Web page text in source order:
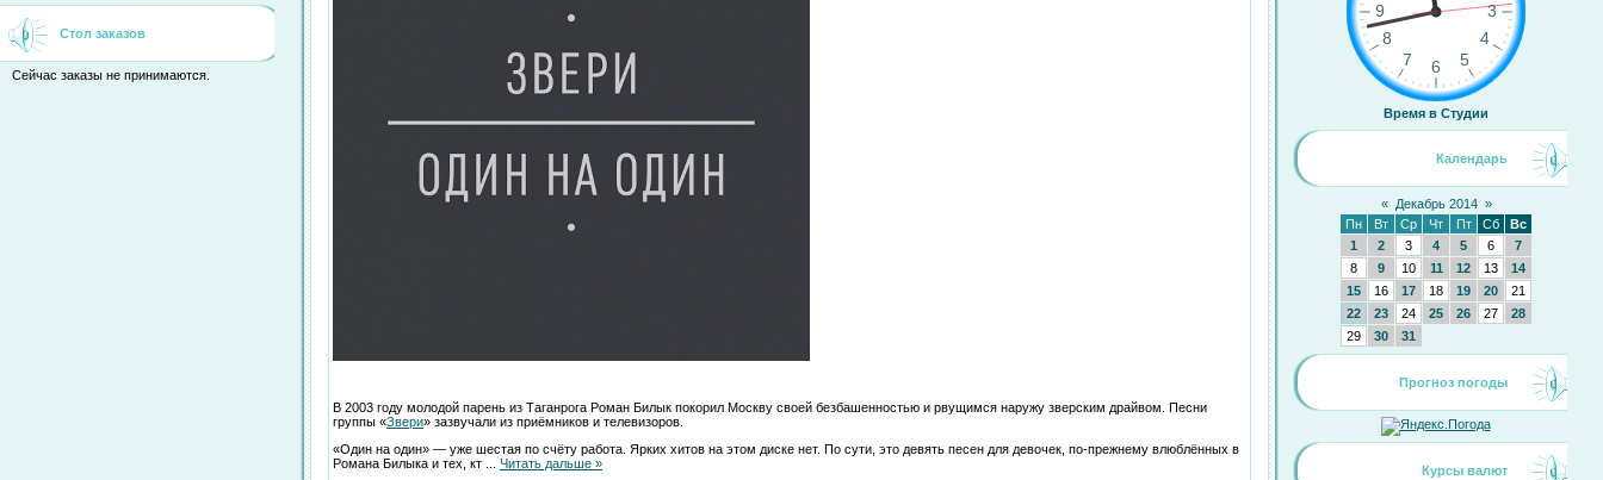
Стол заказов
Сейчас заказы не принимаются.
В 2003 году молодой парень из Таганрога Роман Билык покорил Москву своей безбашенностью и рвущимся наружу зверским драйвом. Песни
группы «Звери» зазвучали из приёмников и телевизоров.
«Один на один» — уже шестая по счёту работа. Ярких хитов на этом диске нет. По сути, это девять песен для девочек, по-прежнему влюблённых в
Романа Билыка и тех, кт
Читать дальше »
Время в Студии
Календарь
« Декабрь 2014 »
Пн
Вт Ср Чт Пт Сб
Вс
1
2 3 4 5 6
7
8
9 10 11 12 13
14
15
16 17 18 19 20
21
22
23 24 25 26 27
28
29
30 31
Прогноз погоды
Курсы валют